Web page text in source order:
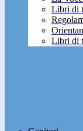
Libri di
Libri di